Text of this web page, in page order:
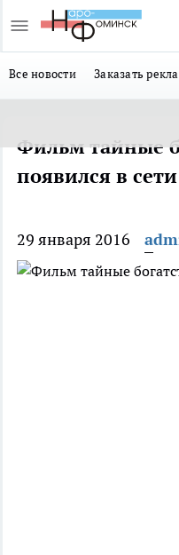
Все новости Заказать
Фильм тайные
появился в сети
29 января 2016